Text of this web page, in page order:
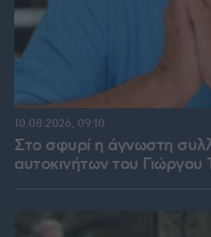
Στο σφυρί η άγνωστη
αυτοκινήτων του Γιώργου
10.08.2026, 09:10